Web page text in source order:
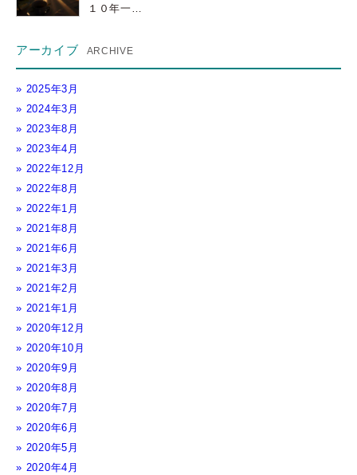
１０年一…
アーカイブ
2025年3月
2024年3月
2023年8月
2023年4月
2022年12月
2022年8月
2022年1月
2021年8月
2021年6月
2021年3月
2021年2月
2021年1月
2020年12月
2020年10月
2020年9月
2020年8月
2020年7月
2020年6月
2020年5月
2020年4月